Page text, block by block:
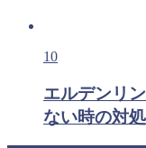
10
エルデンリ
ない時の対